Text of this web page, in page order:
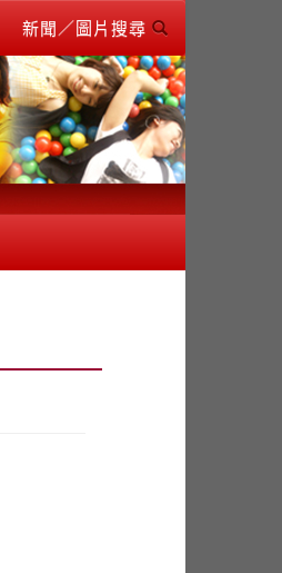
新聞／圖片搜尋